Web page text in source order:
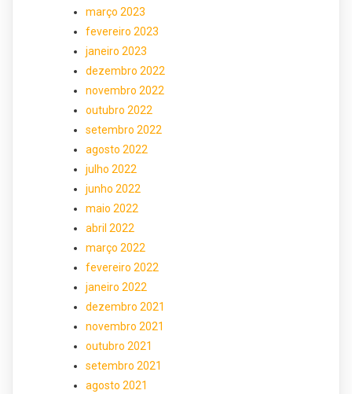
março 2023
fevereiro 2023
janeiro 2023
dezembro 2022
novembro 2022
outubro 2022
setembro 2022
agosto 2022
julho 2022
junho 2022
maio 2022
abril 2022
março 2022
fevereiro 2022
janeiro 2022
dezembro 2021
novembro 2021
outubro 2021
setembro 2021
agosto 2021